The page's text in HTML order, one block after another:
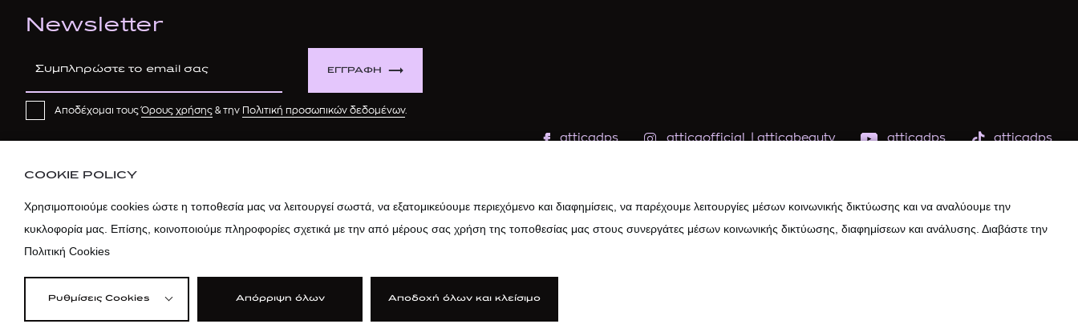
Newsletter
ΕΓΓΡΑΦΗ
Αποδέχομαι τουςΌρους χρήσης & την Πολιτική προσωπικών δεδομένων.
atticadps atticaofficial |atticabeauty atticadps atticadps
COOKIE POLICY
Χρησιμοποιούμε cookies ώστε η τοποθεσία μας να λειτουργεί σωστά, να εξατομικεύουμε περιεχόμενο και διαφημίσεις, να παρέχουμε λειτουργίες μέσων κοινωνικής δικτύωσης και να αναλύουμε την
κυκλοφορία μας. Επίσης, κοινοποιούμε πληροφορίες σχετικά με την από μέρους σας χρήση της τοποθεσίας μας στους συνεργάτες μέσων κοινωνικής δικτύωσης, διαφημίσεων και ανάλυσης. Διαβάστε την
Πολιτική Cookies
Ρυθμίσεις Cookies Απόρριψη όλων Αποδοχή όλων και κλείσιμο